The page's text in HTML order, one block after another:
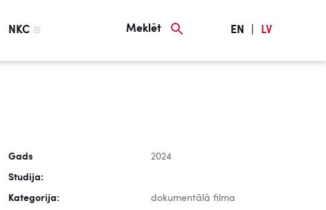
NKC Meklēt EN LV
Gads 2024
Studija:
Kategorija: dokumentālā filma